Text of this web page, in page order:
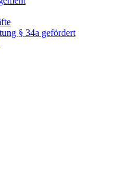
§ 34a gefördert